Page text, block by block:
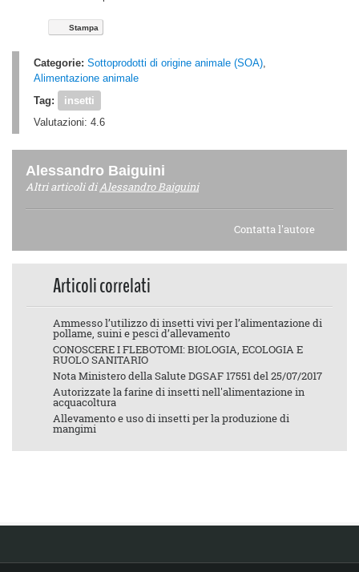
Stampa
Categorie: Sottoprodotti di origine animale (SOA),
Alimentazione animale
Tag:
insetti
Valutazioni: 4.6
Alessandro Baiguini
Altri articoli diAlessandro Baiguini
Contatta l'autore
Articoli correlati
Ammesso l’utilizzo di insetti vivi per l’alimentazione di
pollame, suini e pesci d’allevamento
CONOSCERE I FLEBOTOMI: BIOLOGIA, ECOLOGIA E
RUOLO SANITARIO
Nota Ministero della Salute DGSAF 17551 del 25/07/2017
Autorizzate la farine di insetti nell'alimentazione in
acquacoltura
Allevamento e uso di insetti per la produzione di
mangimi